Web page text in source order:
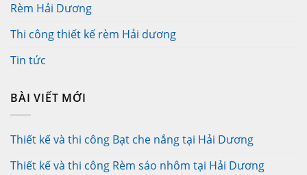
Rèm Hải Dương
Thi công thiết kế rèm Hải dương
Tin tức
BÀI VIẾT MỚI
Thiết kế và thi công Bạt che nắng tại Hải Dương
Thiết kế và thi công Rèm sáo nhôm tại Hải Dương